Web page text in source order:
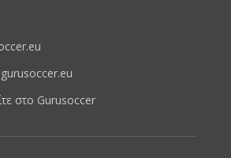
στο Gurusoccer